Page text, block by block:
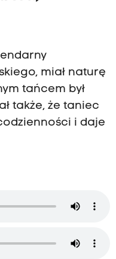
miał naturę
tańcem był
także, że taniec
i daje